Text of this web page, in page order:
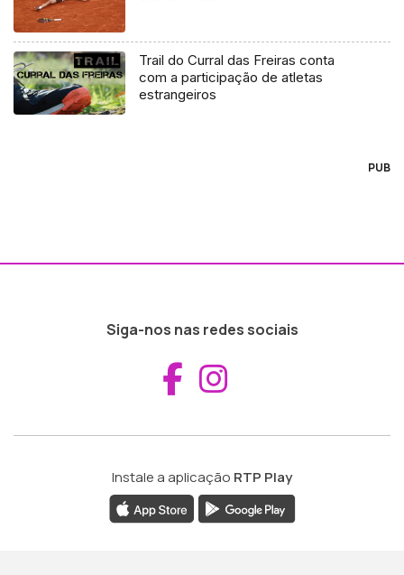
Trail do Curral das Freiras conta
com a participação de atletas
estrangeiros
PUB
Siga-nos nas redes sociais
Aceder ao
Instale a aplicação RTP Play